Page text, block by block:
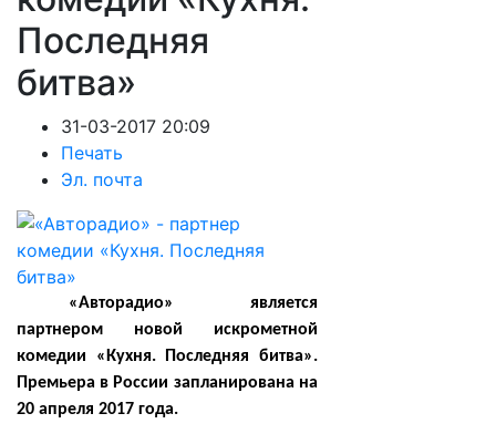
Последняя
битва»
31-03-2017 20:09
Печать
Эл. почта
«Авторадио» является
партнером новой искрометной
комедии «Кухня. Последняя битва».
Премьера в России запланирована на
20 апреля 2017 года.